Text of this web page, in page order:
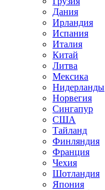
Дания
Ирландия
Испания
Италия
Китай
Литва
Мексика
Нидерланды
Норвегия
Сингапур
США
Тайланд
Финляндия
Франция
Чехия
Шотландия
Япония